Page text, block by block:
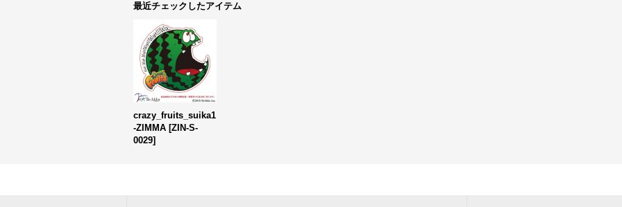
最近チェックしたアイテム
crazy_fruits_suika1
-ZIMMA [ZIN-S-
0029]